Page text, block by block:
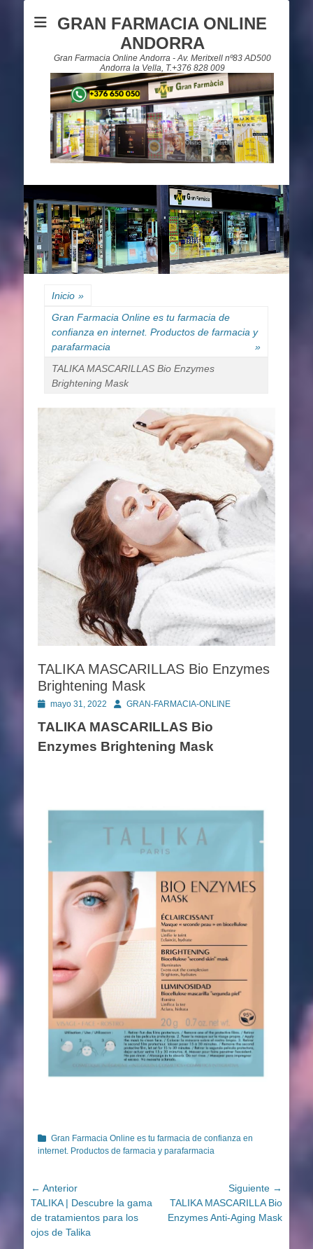
GRAN FARMACIA ONLINE
ANDORRA
Gran Farmacia Online Andorra - Av. Meritxell nº83 AD500
Andorra la Vella, T.+376 828 009
Inicio »
Gran Farmacia Online es tu farmacia de
confianza en internet. Productos de farmacia y
parafarmacia
»
TALIKA MASCARILLAS Bio Enzymes
Brightening Mask
TALIKA MASCARILLAS Bio Enzymes
Brightening Mask
Publicado
mayo 31, 2022 AutorGRAN-FARMACIA-ONLINE
TALIKA MASCARILLAS Bio
Enzymes Brightening Mask
Categorías
Gran Farmacia Online es tu farmacia de confianza en
internet. Productos de farmacia y parafarmacia
Navegación
de
entradas
← Anterior
Entrada
anterior:
TALIKA | Descubre la gama
de tratamientos para los
ojos de Talika
Siguiente →
Entrada
siguiente:
TALIKA MASCARILLA Bio
Enzymes Anti-Aging Mask